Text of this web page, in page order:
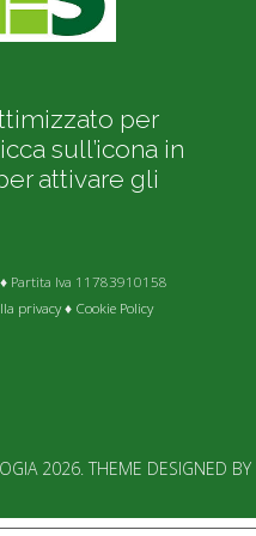
per
sull’icona in
attivare gli
Partita Iva 11783910158
privacy♦ Cookie Policy
2026. THEME DESIGNED BY